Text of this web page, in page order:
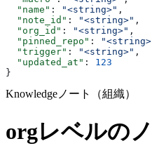
  "name"
: "<string>" ,
  "note_id"
: "<string>" ,
  "org_id"
: "<string>" ,
  "pinned_repo"
:
  "trigger"
: "<string>" ,
  "updated_at"
: 123
}
Knowledgeノート（組織）
orgレベルの